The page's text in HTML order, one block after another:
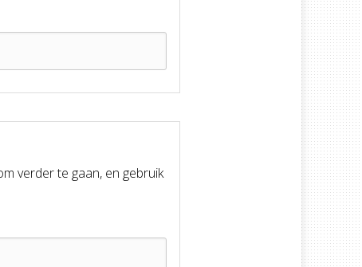
verder te gaan, en gebruik